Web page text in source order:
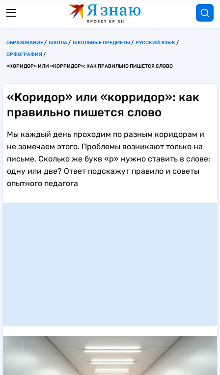
ОБРАЗОВАНИЕ ШКОЛА ШКОЛЬНЫЕ ПРЕДМЕТЫ
РУССКИЙ ЯЗЫК
ОРФОГРАФИЯ
«КОРИДОР» ИЛИ «КОРРИДОР»: КАК ПРАВИЛЬНО ПИШЕТСЯ СЛОВО
«Коридор» или «корридор»: как
правильно пишется слово
Мы каждый день проходим по разным коридорам и
не замечаем этого. Проблемы возникают только на
письме. Сколько же букв «р» нужно ставить в слове:
одну или две? Ответ подскажут правило и советы
опытного педагога